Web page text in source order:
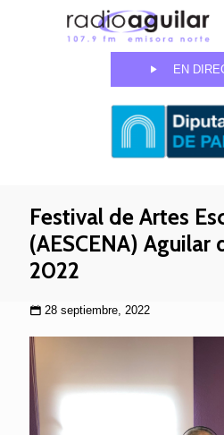
EN
Festival de Artes
(AESCENA) Aguilar
2022
28 septiembre, 2022